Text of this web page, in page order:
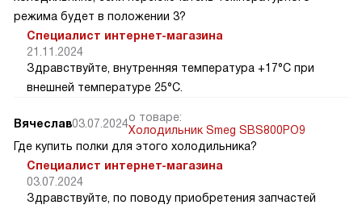
режима будет в положении 3?
Специалист интернет-магазина
21.11.2024
Здравствуйте, внутренняя температура +17°C при
внешней температуре 25°C.
Вячеслав03.07.2024о товаре:
Холодильник Smeg SBS800PO9
Где купить полки для этого холодильника?
Специалист интернет-магазина
03.07.2024
Здравствуйте, по поводу приобретения запчастей